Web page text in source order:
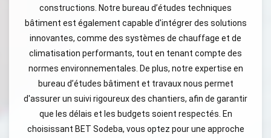
constructions. Notre bureau d’études techniques
bâtiment est également capable d'intégrer des solutions
innovantes, comme des systèmes de chauffage et de
climatisation performants, tout en tenant compte des
normes environnementales. De plus, notre expertise en
bureau d’études bâtiment et travaux nous permet
d'assurer un suivi rigoureux des chantiers, afin de garantir
que les délais et les budgets soient respectés. En
choisissant BET Sodeba, vous optez pour une approche